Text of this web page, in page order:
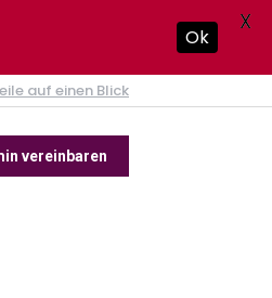
auf einen Blick
vereinbaren
Ok
X